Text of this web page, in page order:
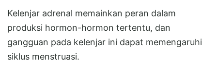
Kelenjar adrenal memainkan peran dalam
produksi hormon-hormon tertentu, dan
gangguan pada kelenjar ini dapat memengaruhi
siklus menstruasi.